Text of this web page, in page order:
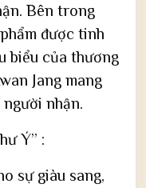
Bên trong
được tinh
biểu của thương
Jang mang
nhận.
Ý” :
sự giàu sang,